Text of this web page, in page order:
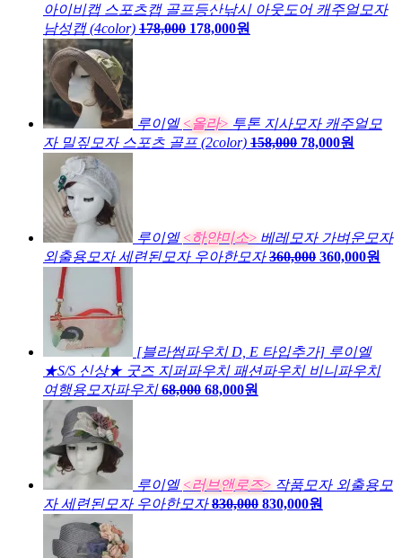
아이비캡 스포츠캡 골프등산낚시 아웃도어 캐주얼모자
남성캡 (4color) 178,000 178,000원
루이엘 <올라> 투톤 지사모자 캐주얼모
자 밀짚모자 스포츠 골프 (2color) 158,000 78,000원
루이엘 <하얀미소> 베레모자 가벼운모자
외출용모자 세련된모자 우아한모자 360,000 360,000원
[블라썸파우치 D, E 타입추가] 루이엘
★S/S 신상★ 굿즈 지퍼파우치 패션파우치 비니파우치
여행용모자파우치 68,000 68,000원
루이엘 <러브앤로즈> 작품모자 외출용모
자 세련된모자 우아한모자 830,000 830,000원